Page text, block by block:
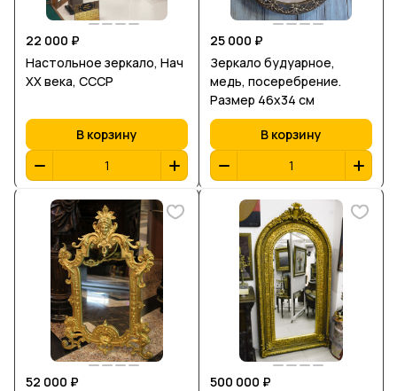
22 000 ₽
Настольное зеркало, Нач
ХХ века, СССР
В корзину
25 000 ₽
Зеркало будуарное,
медь, посеребрение.
Размер 46х34 см
В корзину
52 000 ₽
500 000 ₽